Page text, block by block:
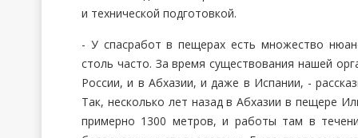
и технической подготовкой.
- У спасработ в пещерах есть множество
столь часто. За время существования нашей
России, и в Абхазии, и даже в Испании, -
Так, несколько лет назад в Абхазии в пещере
примерно 1300 метров, и работы там в